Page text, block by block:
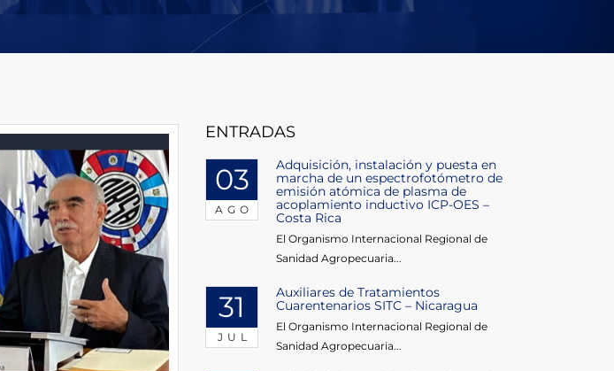
ENTRADAS
03
AGO
Adquisición, instalación y puesta en
marcha de un espectrofotómetro de
emisión atómica de plasma de
acoplamiento inductivo ICP-OES –
Costa Rica
El Organismo Internacional Regional de
Sanidad Agropecuaria...
31
JUL
Auxiliares de Tratamientos
Cuarentenarios SITC – Nicaragua
El Organismo Internacional Regional de
Sanidad Agropecuaria...